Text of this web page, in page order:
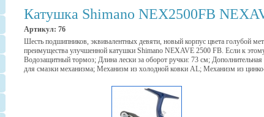
Катушка Shimano NEX2500FB
Артикул: 76
Шесть подшипников, эквивалентных девяти, новый корпус цвета голубой
преимущества улучшенной катушки Shimano NEXAVE 2500 FB. Если к
Водозащитный тормоз; Длина лески за оборот ручки: 73 см;
для смазки механизма; Механизм из холодной ковки AL; Механизм из